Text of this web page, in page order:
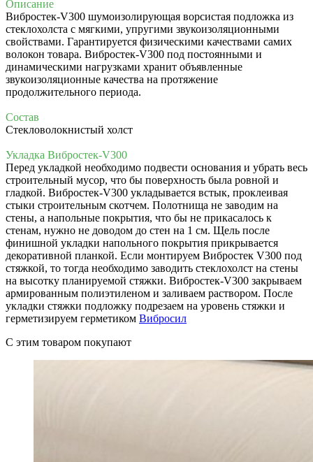
Описание
Вибростек-V300 шумоизолирующая ворсистая подложка из
стеклохолста с мягкими, упругими звукоизоляционными
свойствами. Гарантируется физическими качествами самих
волокон товара. Вибростек-V300 под постоянными и
динамическими нагрузками хранит объявленные
звукоизоляционные качества на протяжение
продолжительного периода.
Состав
Стекловолокнистый холст
Укладка Вибростек-V300
Перед укладкой необходимо подвести основания и убрать весь
строительный мусор, что бы поверхность была ровной и
гладкой. Вибростек-V300 укладывается встык, проклеивая
стыки строительным скотчем. Полотнища не заводим на
стены, а напольные покрытия, что бы не прикасалось к
стенам, нужно не доводом до стен на 1 см. Щель после
финишной укладки напольного покрытия прикрывается
декоративной планкой. Если монтируем Вибростек V300 под
стяжкой, то тогда необходимо заводить стеклохолст на стены
на высотку планируемой стяжки. Вибростек-V300 закрываем
армированным полиэтиленом и заливаем раствором. После
укладки стяжки подложку подрезаем на уровень стяжки и
герметизируем герметиком Вибросил
C этим товаром покупают